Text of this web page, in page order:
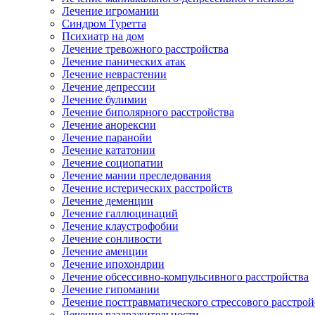
Лечение игромании
Синдром Туретта
Психиатр на дом
Лечение тревожного расстройства
Лечение панических атак
Лечение неврастении
Лечение депрессии
Лечение булимии
Лечение биполярного расстройства
Лечение анорексии
Лечение паранойи
Лечение кататонии
Лечение социопатии
Лечение мании преследования
Лечение истерических расстройств
Лечение деменции
Лечение галлюцинаций
Лечение клаустрофобии
Лечение сонливости
Лечение аменции
Лечение ипохондрии
Лечение обсессивно-компульсивного расстройства
Лечение гипомании
Лечение посттравматического стрессового